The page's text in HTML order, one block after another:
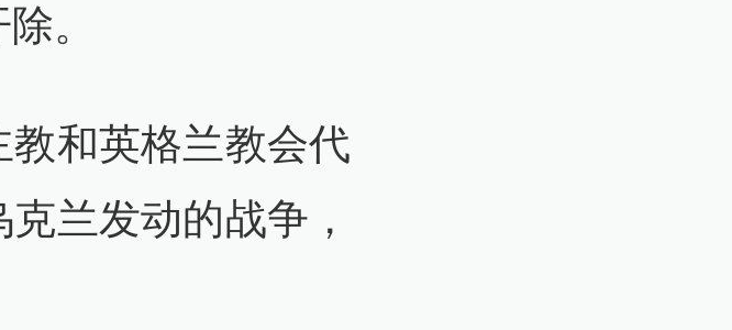
。
和英格兰教会代
兰发动的战争，